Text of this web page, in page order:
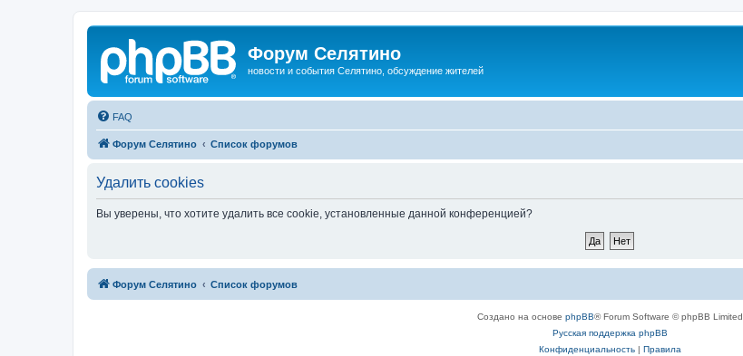
Форум Селятино
новости и события Селятино, обсуждение жителей
FAQ
Форум Селятино Список форумов
Удалить cookies
Вы уверены, что хотите удалить все cookie, установленные данной конференцией?
Форум Селятино Список форумов
Создано на основе phpBB® Forum Software © phpBB Limited
Русская поддержка phpBB
Конфиденциальность| Правила